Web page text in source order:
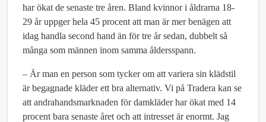
har ökat de senaste tre åren. Bland kvinnor i åldrarna 18-
29 år uppger hela 45 procent att man är mer benägen att
idag handla second hand än för tre år sedan, dubbelt så
många som männen inom samma åldersspann.
– Är man en person som tycker om att variera sin klädstil
är begagnade kläder ett bra alternativ. Vi på Tradera kan se
att andrahandsmarknaden för damkläder har ökat med 14
procent bara senaste året och att intresset är enormt. Jag